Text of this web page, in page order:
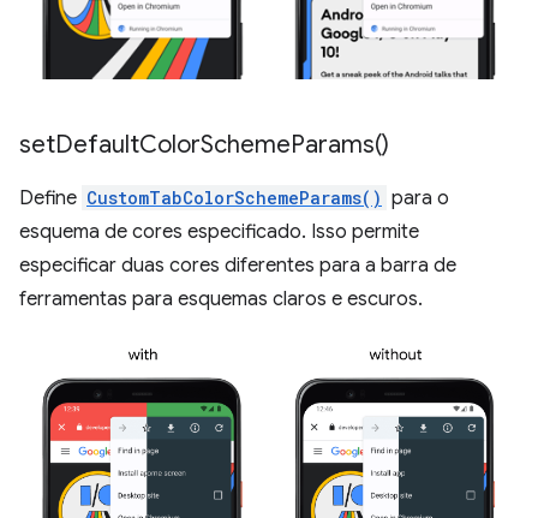
setDefaultColorSchemeParams()
Define CustomTabColorSchemeParams() para o
esquema de cores especificado. Isso permite
especificar duas cores diferentes para a barra de
ferramentas para esquemas claros e escuros.